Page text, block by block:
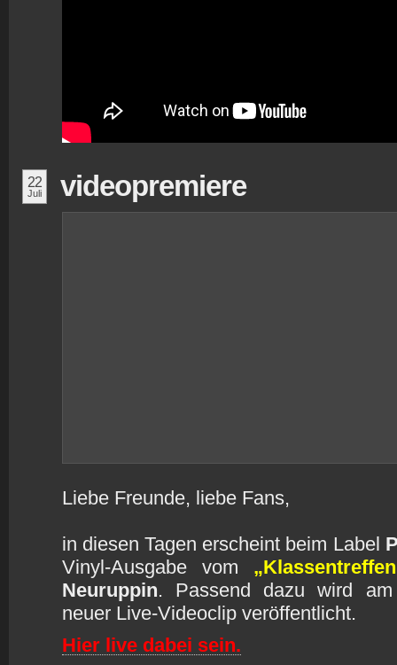
22
Juli videopremiere
Liebe Freunde, liebe Fans,
in diesen Tagen erscheint beim Label
Vinyl-Ausgabe vom
Neuruppin. Passend dazu wird am
neuer Live-Videoclip veröffentlicht.
Hier live dabei sein.